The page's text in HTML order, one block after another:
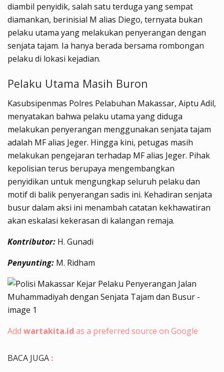
diambil penyidik, salah satu terduga yang sempat
diamankan, berinisial M alias Diego, ternyata bukan
pelaku utama yang melakukan penyerangan dengan
senjata tajam. Ia hanya berada bersama rombongan
pelaku di lokasi kejadian.
Pelaku Utama Masih Buron
Kasubsipenmas Polres Pelabuhan Makassar, Aiptu Adil,
menyatakan bahwa pelaku utama yang diduga
melakukan penyerangan menggunakan senjata tajam
adalah MF alias Jeger. Hingga kini, petugas masih
melakukan pengejaran terhadap MF alias Jeger. Pihak
kepolisian terus berupaya mengembangkan
penyidikan untuk mengungkap seluruh pelaku dan
motif di balik penyerangan sadis ini. Kehadiran senjata
busur dalam aksi ini menambah catatan kekhawatiran
akan eskalasi kekerasan di kalangan remaja.
Kontributor: H. Gunadi
Penyunting: M. Ridham
Add wartakita.id as a preferred source on Google
BACA JUGA :